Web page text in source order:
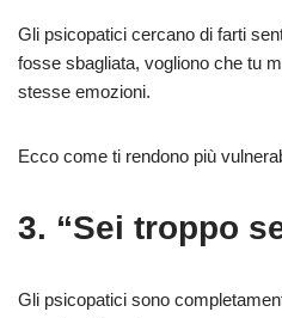
Gli psicopatici cercano di farti
fosse sbagliata, vogliono che tu
stesse emozioni.
Ecco come ti rendono più
3. “Sei troppo
Gli psicopatici sono